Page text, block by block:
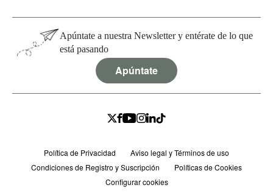
Apúntate a nuestra Newsletter y entérate de lo que
está pasando
Apúntate
Política de Privacidad
Aviso legal y Términos de uso
Condiciones de Registro y Suscripción
Políticas de Cookies
Configurar cookies